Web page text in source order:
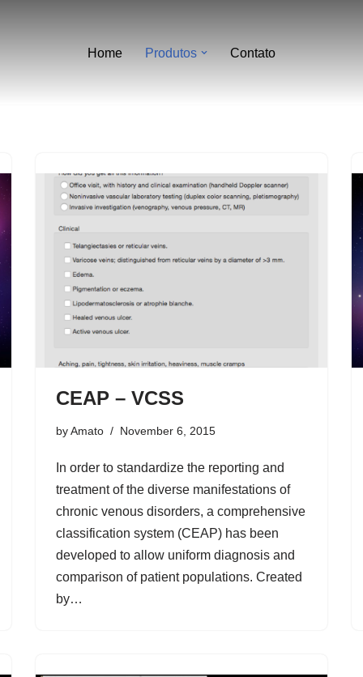
Home Produtos Contato
CEAP – VCSS
byAmato November 6, 2015
In order to standardize the reporting and
treatment of the diverse manifestations of
chronic venous disorders, a comprehensive
classification system (CEAP) has been
developed to allow uniform diagnosis and
comparison of patient populations. Created
by…